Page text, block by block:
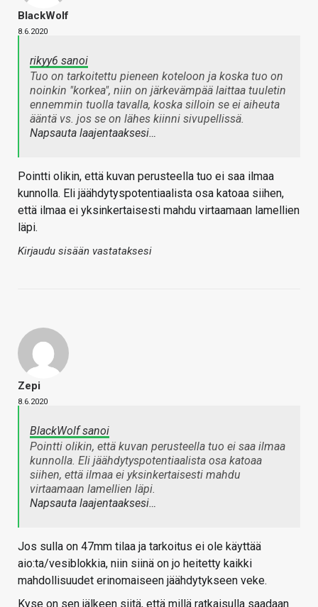
BlackWolf
8.6.2020
rikyy6 sanoi
Tuo on tarkoitettu pieneen koteloon ja koska tuo on
noinkin "korkea", niin on järkevämpää laittaa tuuletin
ennemmin tuolla tavalla, koska silloin se ei aiheuta
ääntä vs. jos se on lähes kiinni sivupellissä.
Napsauta laajentaaksesi…
Pointti olikin, että kuvan perusteella tuo ei saa ilmaa
kunnolla. Eli jäähdytyspotentiaalista osa katoaa siihen,
että ilmaa ei yksinkertaisesti mahdu virtaamaan lamellien
läpi.
Kirjaudu sisään vastataksesi
Zepi
8.6.2020
BlackWolf sanoi
Pointti olikin, että kuvan perusteella tuo ei saa ilmaa
kunnolla. Eli jäähdytyspotentiaalista osa katoaa
siihen, että ilmaa ei yksinkertaisesti mahdu
virtaamaan lamellien läpi.
Napsauta laajentaaksesi…
Jos sulla on 47mm tilaa ja tarkoitus ei ole käyttää
aio:ta/vesiblokkia, niin siinä on jo heitetty kaikki
mahdollisuudet erinomaiseen jäähdytykseen veke.
Kyse on sen jälkeen siitä, että millä ratkaisulla saadaan